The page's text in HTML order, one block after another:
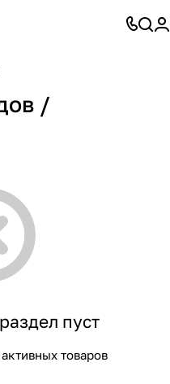
/
пуст
товаров